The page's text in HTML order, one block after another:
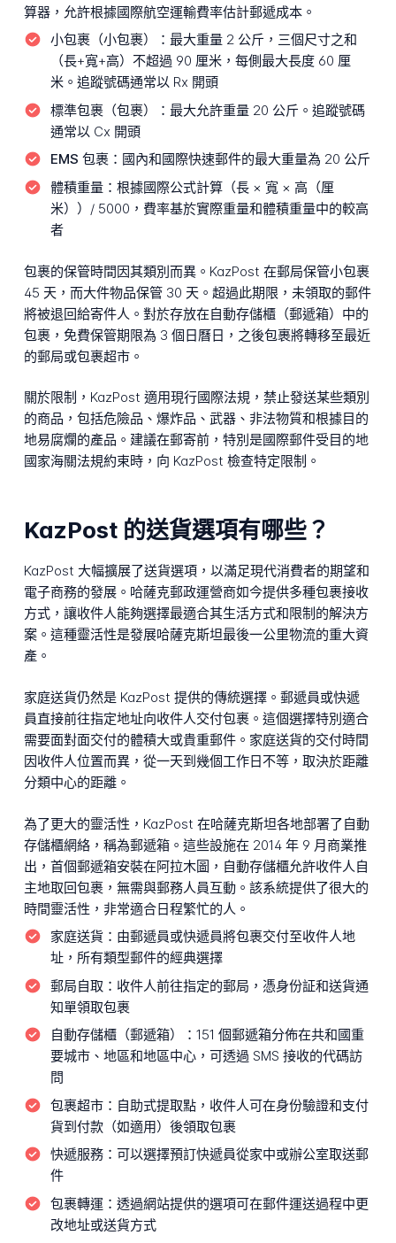
算器，允許根據國際航空運輸費率估計郵遞成本。
小包裹（小包裹）： 最大重量 2 公斤，三個尺寸之和
（長+寬+高）不超過 90 厘米，每側最大長度 60 厘
米。追蹤號碼通常以 Rx 開頭
標準包裹（包裹）： 最大允許重量 20 公斤。追蹤號碼
通常以 Cx 開頭
EMS 包裹： 國內和國際快速郵件的最大重量為 20 公斤
體積重量： 根據國際公式計算（長 × 寬 × 高（厘
米））/ 5000，費率基於實際重量和體積重量中的較高
者
包裹的保管時間因其類別而異。KazPost 在郵局保管小包裹
45 天，而大件物品保管 30 天。超過此期限，未領取的郵件
將被退回給寄件人。對於存放在自動存儲櫃（郵遞箱）中的
包裹，免費保管期限為 3 個日曆日，之後包裹將轉移至最近
的郵局或包裹超市。
關於限制，KazPost 適用現行國際法規，禁止發送某些類別
的商品，包括危險品、爆炸品、武器、非法物質和根據目的
地易腐爛的產品。建議在郵寄前，特別是國際郵件受目的地
國家海關法規約束時，向 KazPost 檢查特定限制。
KazPost 的送貨選項有哪些？
KazPost 大幅擴展了送貨選項，以滿足現代消費者的期望和
電子商務的發展。哈薩克郵政運營商如今提供多種包裹接收
方式，讓收件人能夠選擇最適合其生活方式和限制的解決方
案。這種靈活性是發展哈薩克斯坦最後一公里物流的重大資
產。
家庭送貨仍然是 KazPost 提供的傳統選擇。郵遞員或快遞
員直接前往指定地址向收件人交付包裹。這個選擇特別適合
需要面對面交付的體積大或貴重郵件。家庭送貨的交付時間
因收件人位置而異，從一天到幾個工作日不等，取決於距離
分類中心的距離。
為了更大的靈活性，KazPost 在哈薩克斯坦各地部署了自動
存儲櫃網絡，稱為郵遞箱。這些設施在 2014 年 9 月商業推
出，首個郵遞箱安裝在阿拉木圖，自動存儲櫃允許收件人自
主地取回包裹，無需與郵務人員互動。該系統提供了很大的
時間靈活性，非常適合日程繁忙的人。
家庭送貨： 由郵遞員或快遞員將包裹交付至收件人地
址，所有類型郵件的經典選擇
郵局自取： 收件人前往指定的郵局，憑身份証和送貨通
知單領取包裹
自動存儲櫃（郵遞箱）： 151 個郵遞箱分佈在共和國重
要城市、地區和地區中心，可透過 SMS 接收的代碼訪
問
包裹超市： 自助式提取點，收件人可在身份驗證和支付
貨到付款（如適用）後領取包裹
快遞服務： 可以選擇預訂快遞員從家中或辦公室取送郵
件
包裹轉運： 透過網站提供的選項可在郵件運送過程中更
改地址或送貨方式